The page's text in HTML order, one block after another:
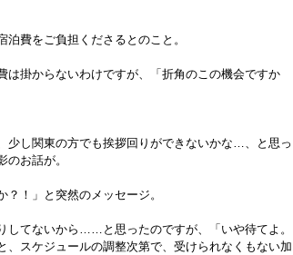
費をご負担くださるとのこと。
掛からないわけですが、「折角のこの機会ですか
し関東の方でも挨拶回りができないかな…、と思っ
お話が。
！」と突然のメッセージ。
てないから……と思ったのですが、「いや待てよ。
スケジュールの調整次第で、受けられなくもない加